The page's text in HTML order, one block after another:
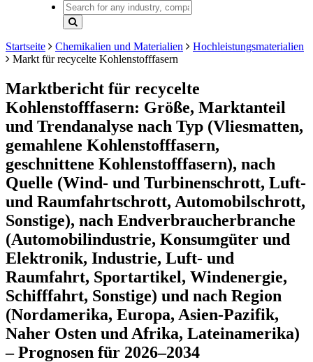
Startseite Chemikalien und Materialien
Hochleistungsmaterialien
Markt für recycelte Kohlenstofffasern
Marktbericht für recycelte
Kohlenstofffasern: Größe, Marktanteil
und Trendanalyse nach Typ (Vliesmatten,
gemahlene Kohlenstofffasern,
geschnittene Kohlenstofffasern), nach
Quelle (Wind- und Turbinenschrott, Luft-
und Raumfahrtschrott, Automobilschrott,
Sonstige), nach Endverbraucherbranche
(Automobilindustrie, Konsumgüter und
Elektronik, Industrie, Luft- und
Raumfahrt, Sportartikel, Windenergie,
Schifffahrt, Sonstige) und nach Region
(Nordamerika, Europa, Asien-Pazifik,
Naher Osten und Afrika, Lateinamerika)
– Prognosen für 2026–2034